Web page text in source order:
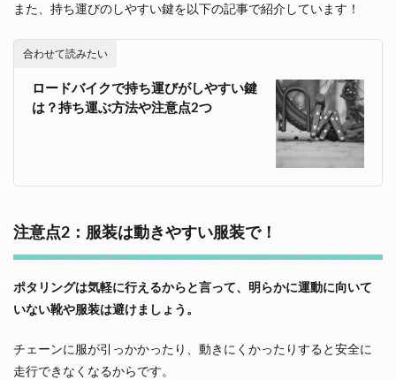
また、持ち運びのしやすい鍵を以下の記事で紹介しています！
合わせて読みたい
ロードバイクで持ち運びがしやすい鍵
は？持ち運ぶ方法や注意点2つ
注意点2：服装は動きやすい服装で！
ポタリングは気軽に行えるからと言って、明らかに運動に向いて
いない靴や服装は避けましょう。
チェーンに服が引っかかったり、動きにくかったりすると安全に
走行できなくなるからです。